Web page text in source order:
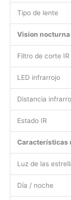
Tipo de lente
Vision nocturna
Filtro de corte IR
LED infrarrojo
Distancia
Estado IR
Características
Luz de las
Día / noche